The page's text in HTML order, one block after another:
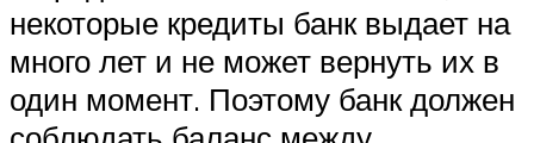
некоторые кредиты банк выдает на
много лет и не может вернуть их в
один момент. Поэтому банк должен